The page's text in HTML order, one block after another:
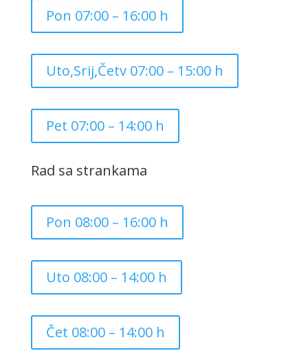
Pon 07:00 – 16:00 h
Uto,Srij,Četv 07:00 – 15:00 h
Pet 07:00 – 14:00 h
Rad sa strankama
Pon 08:00 – 16:00 h
Uto 08:00 – 14:00 h
Čet 08:00 – 14:00 h